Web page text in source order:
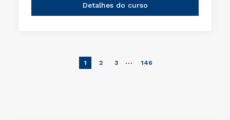
Detalhes do curso
1 2 3 … 146